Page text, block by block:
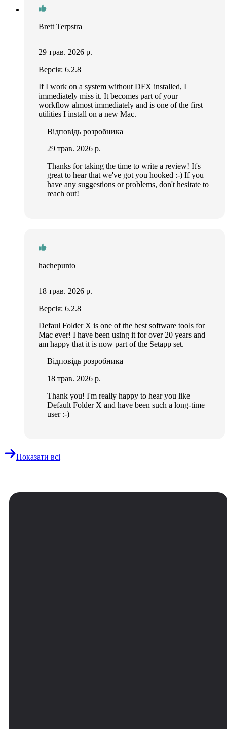
Brett Terpstra
29 трав. 2026 р.
Версія: 6.2.8
If I work on a system without DFX installed, I
immediately miss it. It becomes part of your
workflow almost immediately and is one of the first
utilities I install on a new Mac.
Відповідь розробника
29 трав. 2026 р.
Thanks for taking the time to write a review! It's
great to hear that we've got you hooked :-) If you
have any suggestions or problems, don't hesitate to
reach out!
hachepunto
18 трав. 2026 р.
Версія: 6.2.8
Defaul Folder X is one of the best software tools for
Mac ever! I have been using it for over 20 years and
am happy that it is now part of the Setapp set.
Відповідь розробника
18 трав. 2026 р.
Thank you! I'm really happy to hear you like
Default Folder X and have been such a long-time
user :-)
Показати всі